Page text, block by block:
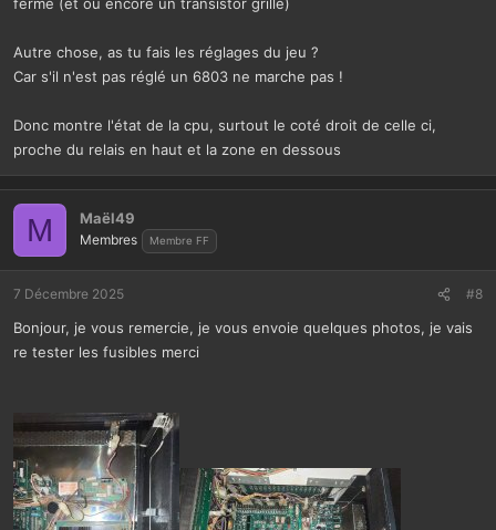
Autre chose, as tu fais les réglages du jeu ?
Car s'il n'est pas réglé un 6803 ne marche pas !
Donc montre l'état de la cpu, surtout le coté droit de celle ci,
proche du relais en haut et la zone en dessous
M Maël49
Membres Membre FF
7 Décembre 2025 #8
Bonjour, je vous remercie, je vous envoie quelques photos, je vais
re tester les fusibles merci